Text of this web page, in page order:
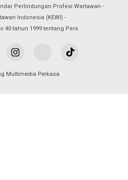
Perlindungan Profesi Wartawan
Indonesia (KEWI)
40 tahun 1999 tentang Pers
Multimedia Perkasa